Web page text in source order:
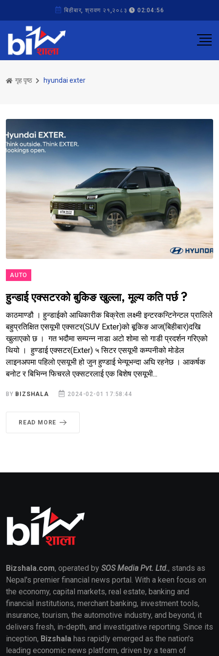
बिहीबार, श्रावण २१,२०८३ 02:04:56
गृह पृष्ठ hyundai exter
AUTO
हुन्डाई एक्सटरको बुकिङ खुल्ला, मूल्य कति पर्छ ?
काठमाण्डौ । हुन्डाईको आधिकारीक बिक्रेता लक्ष्मी इन्टरकन्टिनेन्टल प्रालिले
बहुप्रतिक्षित एसयूभी एक्सटर(SUV Exter)को बूकिङ आज(बिहीबार)दखि
खुलाएको छ । गत भदौमा सम्पन्न नाडा अटो शोमा सो गाडी प्रदर्शन गरिएको
थियो । हुण्डाई एक्सटर(Exter) ५ सिटर एसयूभी कम्पनीको मोडेल
लाइनअपमा पहिलो एसयूभी हो जुन हुण्डाई भेन्यूभन्दा अघि रहनेछ । आकर्षक
बनोट र बिभिन्न फिचरले एक्सटरलाई एक बिशेष एसयूभी...
BY BIZSHALA 2024-02-01 17:58:44
READ MORE
Bizshala.com, operated by SOS Media Pvt. Ltd., stands as
Nepal's premier financial news portal. With a keen focus on
the economy, capital markets, real estate, banking and
financial institutions, merchant banking, investment tools,
insurance, tourism, the automotive industry, and beyond, it
delivers fresh, in-depth, and investigative reporting. Since its
inception, Bizshala has rapidly emerged as the nation's
leading economic news platform, driven by a team of